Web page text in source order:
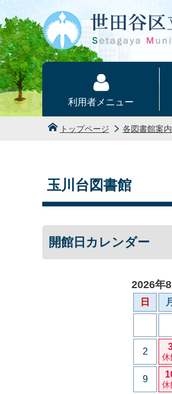
本文へ
利用者メニュー
トップページ 各図書館案内
玉川台図書館
開館日カレンダー
2026年8
日 月
2
休
9
休